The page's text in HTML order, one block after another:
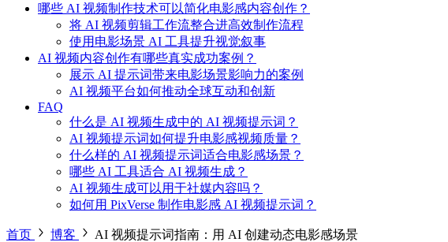
哪些 AI 视频制作技术可以简化电影感内容创作？
将 AI 视频剪辑工作流整合进高效制作流程
使用电影场景 AI 工具提升视觉叙事
AI 视频内容创作有哪些真实成功案例？
展示 AI 提示词带来电影场景影响力的案例
AI 视频平台如何推动全球互动和创新
FAQ
什么是 AI 视频生成中的 AI 视频提示词？
AI 视频提示词如何提升电影感视频质量？
什么样的 AI 视频提示词适合电影感场景？
哪些 AI 工具适合 AI 视频生成？
AI 视频生成可以用于社媒内容吗？
如何用 PixVerse 制作电影感 AI 视频提示词？
首页 博客 AI 视频提示词指南：用 AI 创建动态电影感场景